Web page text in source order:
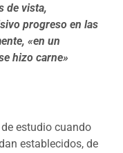
de vista,
progreso en las
«en un
hizo carne»
estudio cuando
establecidos, de